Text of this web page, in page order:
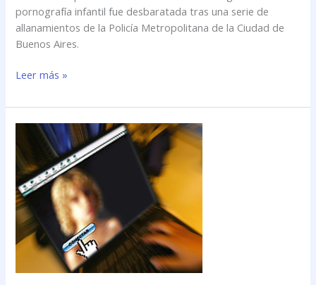
pornografía infantil fue desbaratada tras una serie de
allanamientos de la Policía Metropolitana de la Ciudad de
Buenos Aires.
Leer más »
Desbaratan
una
red
de
pedófilos
que
operaba
en
Argentina